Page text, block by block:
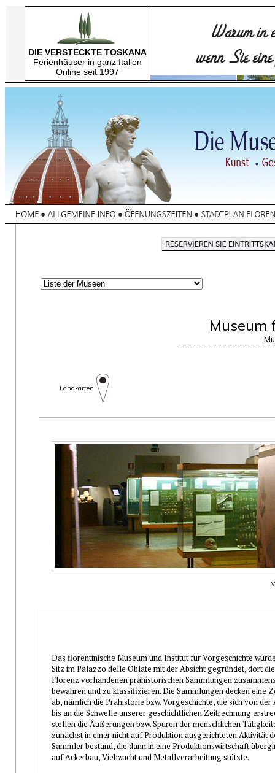
DIE VERSTECKTE TOSKANA
Ferienhãuser in ganz Italien
Online seit 1997
Museum
Landkarten
Das florentinische Museum und Institut für Vorgeschichte
Sitz im Palazzo delle Oblate mit der Absicht gegründet, dort
Florenz vorhandenen prähistorischen Sammlungen
bewahren und zu klassifizieren. Die Sammlungen decken eine
ab, nämlich die Prähistorie bzw. Vorgeschichte, die sich von
bis an die Schwelle unserer geschichtlichen Zeitrechnung
stellen die Äußerungen bzw. Spuren der menschlichen
zunächst in einer nicht auf Produktion ausgerichteten Aktivität
Sammler bestand, die dann in eine Produktionswirtschaft
auf Ackerbau, Viehzucht und Metallverarbeitung stützte.